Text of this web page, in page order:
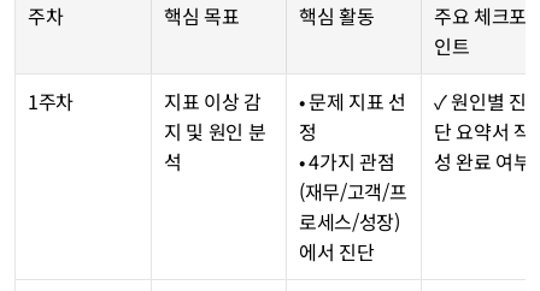
주차 핵심 목표 핵심 활동
주요 체크포
인트
1주차
지표 이상 감
지 및 원인 분
석
• 문제 지표 선
정
• 4가지 관점
(재무/고객/프
로세스/성장)
에서 진단
✓ 원인별 진
단 요약서 작
성 완료 여부